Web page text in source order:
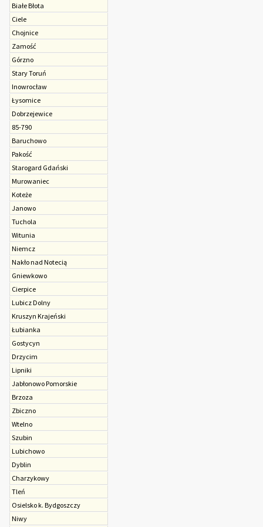
Białe Błota
Ciele
Chojnice
Zamość
Górzno
Stary Toruń
Inowrocław
Łysomice
Dobrzejewice
85-790
Baruchowo
Pakość
Starogard Gdański
Murowaniec
Koteże
Janowo
Tuchola
Witunia
Niemcz
Nakło nad Notecią
Gniewkowo
Cierpice
Lubicz Dolny
Kruszyn Krajeński
Łubianka
Gostycyn
Drzycim
Lipniki
Jabłonowo Pomorskie
Brzoza
Zbiczno
Wtelno
Szubin
Lubichowo
Dyblin
Charzykowy
Tleń
Osielsko k. Bydgoszczy
Niwy